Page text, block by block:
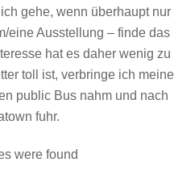
gehe, wenn überhaupt nur
eine Ausstellung – finde das
hat es daher wenig zu
toll ist, verbringe ich meine
public Bus nahm und nach
fuhr.
were found